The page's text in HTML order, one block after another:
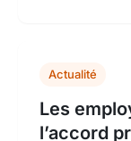
Actualité
Les
l’accord